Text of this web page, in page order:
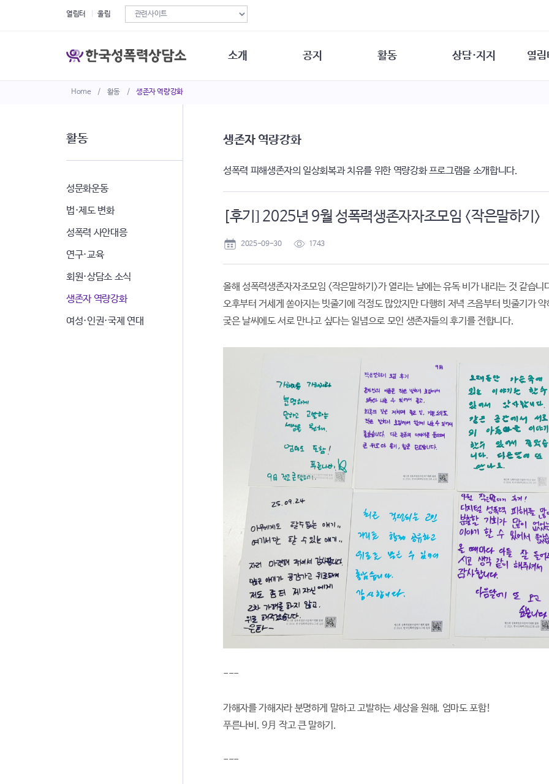
Home / 활동 / 생존자 역량강화
열림터 울림
소개
오시는길
정관·규정·약속
공지 활동
생존자 역량강화
상담·지지
함께 고민하기
열림
활동
성문화운동
법·제도 변화
성폭력 사안대응
연구·교육
회원·상담소 소식
생존자 역량강화
여성·인권·국제 연대
생존자 역량강화
성폭력 피해생존자의 일상회복과 치유를 위한 역량강화 프로그램을 소개합니다.
[후기] 2025년 9월 성폭력생존자자조모임 <작은말하기>
2025-09-30 1743
올해 성폭력생존자자조모임 <작은말하기>가 열리는 날에는 유독 비가 내리는 것 같습니
오후부터 거세게 쏟아지는 빗줄기에 걱정도 많았지만 다행히 저녁 즈음부터 빗줄기가 약
궂은 날씨에도 서로 만나고 싶다는 일념으로 모인 생존자들의 후기를 전합니다.
---
가해자를 가해자라 분명하게 말하고 고발하는 세상을 원해. 엄마도 포함!
푸른나비. 9月 작고 큰 말하기.
---